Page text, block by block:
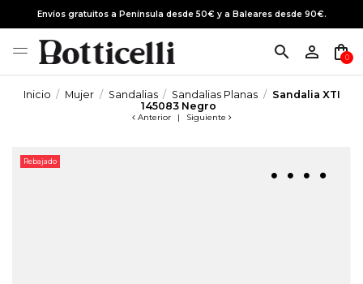
Envíos gratuitos a Península desde 50€ y a Baleares desde 90€.
search person_outline shopping_bag
0
Inicio Mujer Sandalias Sandalias Planas
Sandalia XTI
145083 Negro
Anterior | Siguiente
Rebajado